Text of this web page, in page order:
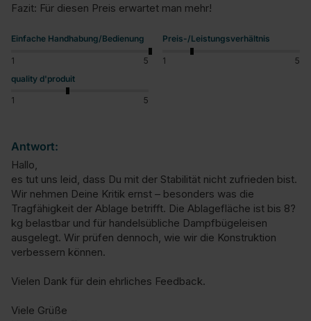
Fazit: Für diesen Preis erwartet man mehr!
Einfache Handhabung/Bedienung
1 5
Preis-/Leistungsverhältnis
1
5
quality d'produit
1 5
Antwort:
Hallo,
es tut uns leid, dass Du mit der Stabilität nicht zufrieden bist.
Wir nehmen Deine Kritik ernst – besonders was die
Tragfähigkeit der Ablage betrifft. Die Ablagefläche ist bis 8?
kg belastbar und für handelsübliche Dampfbügeleisen
ausgelegt. Wir prüfen dennoch, wie wir die Konstruktion
verbessern können.
Vielen Dank für dein ehrliches Feedback.
Viele Grüße